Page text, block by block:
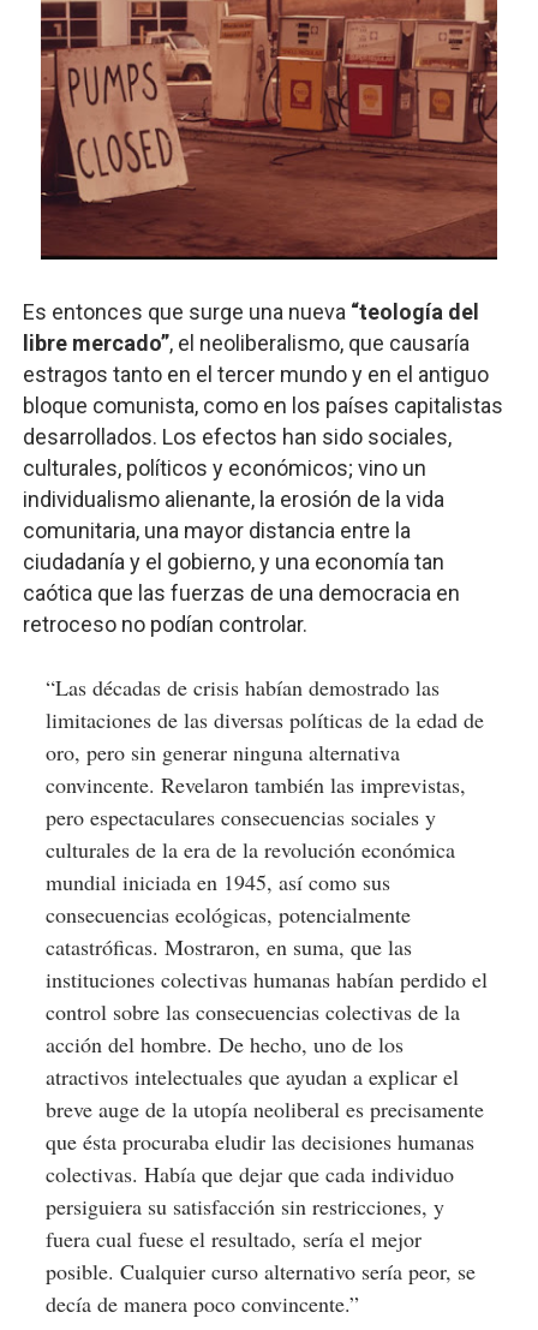
Es entonces que surge una nueva “teología del
libre mercado”, el neoliberalismo, que causaría
estragos tanto en el tercer mundo y en el antiguo
bloque comunista, como en los países capitalistas
desarrollados. Los efectos han sido sociales,
culturales, políticos y económicos; vino un
individualismo alienante, la erosión de la vida
comunitaria, una mayor distancia entre la
ciudadanía y el gobierno, y una economía tan
caótica que las fuerzas de una democracia en
retroceso no podían controlar.
“Las décadas de crisis habían demostrado las
limitaciones de las diversas políticas de la edad de
oro, pero sin generar ninguna alternativa
convincente. Revelaron también las imprevistas,
pero espectaculares consecuencias sociales y
culturales de la era de la revolución económica
mundial iniciada en 1945, así como sus
consecuencias ecológicas, potencialmente
catastróficas. Mostraron, en suma, que las
instituciones colectivas humanas habían perdido el
control sobre las consecuencias colectivas de la
acción del hombre. De hecho, uno de los
atractivos intelectuales que ayudan a explicar el
breve auge de la utopía neoliberal es precisamente
que ésta procuraba eludir las decisiones humanas
colectivas. Había que dejar que cada individuo
persiguiera su satisfacción sin restricciones, y
fuera cual fuese el resultado, sería el mejor
posible. Cualquier curso alternativo sería peor, se
decía de manera poco convincente.”